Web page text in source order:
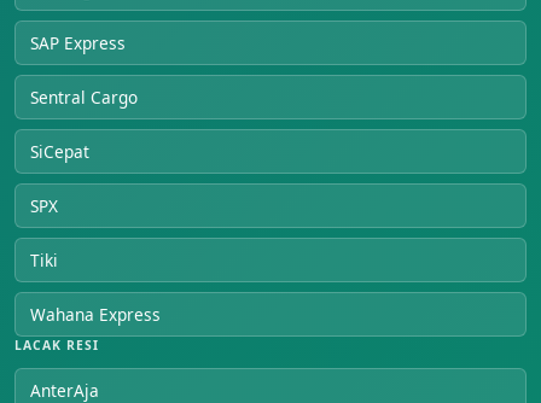
SAP Express
Sentral Cargo
SiCepat
SPX
Tiki
Wahana Express
LACAK RESI
AnterAja